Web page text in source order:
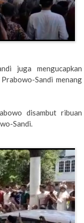
juga mengucapkan
Sandi menang
disambut ribuan
Sandi.